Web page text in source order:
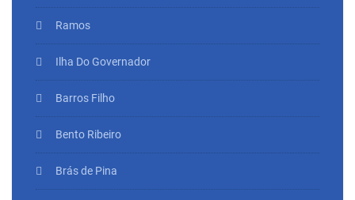
Ramos
Ilha Do Governador
Barros Filho
Bento Ribeiro
Brás de Pina